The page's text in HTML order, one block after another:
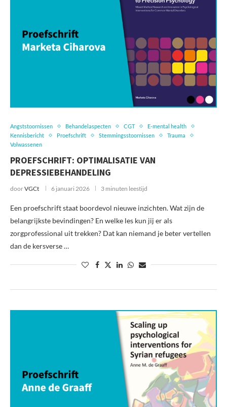
Angststoornissen Behandelaspecten CGT
E-mental health
Kennisbericht
Proefschrift Stemmingsstoornissen
Trauma
Volwassenen
PROEFSCHRIFT: OPTIMALISATIE VAN
DEPRESSIEBEHANDELING
doorVGCt 6 januari 2026 3 minuten leestijd
Een proefschrift staat boordevol nieuwe inzichten. Wat zijn de
belangrijkste bevindingen? En welke les kun jij er als
zorgprofessional uit trekken? Dat kan niemand je beter vertellen
dan de kersverse …